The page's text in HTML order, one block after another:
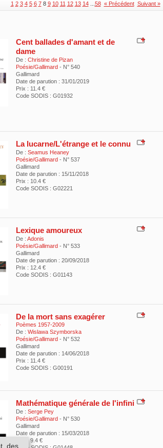
1 2 3 4 5 6 7 8 9 10 11 12 13 14 58 « Précédent Suivant »
Cent ballades d'amant et de
dame
De : Christine de Pizan
Poésie/Gallimard - N° 540
Gallimard
Date de parution : 31/01/2019
Prix : 11.4 €
Code SODIS : G01932
La lucarne/L'étrange et le connu
De : Seamus Heaney
Poésie/Gallimard - N° 537
Gallimard
Date de parution : 15/11/2018
Prix : 10.4 €
Code SODIS : G02221
Lexique amoureux
De : Adonis
Poésie/Gallimard - N° 533
Gallimard
Date de parution : 20/09/2018
Prix : 12.4 €
Code SODIS : G01143
De la mort sans exagérer
Poèmes 1957-2009
De : Wislawa Szymborska
Poésie/Gallimard - N° 532
Gallimard
Date de parution : 14/06/2018
Prix : 11.4 €
Code SODIS : G00191
Mathématique générale de l'infini
De : Serge Pey
Poésie/Gallimard - N° 530
Gallimard
Date de parution : 15/03/2018
Prix : 9.4 €
des